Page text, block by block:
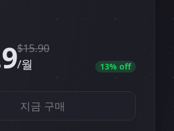
/월
$15.90
13% off
지금 구매